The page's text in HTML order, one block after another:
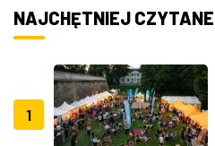
NAJCHĘTNIEJ CZYTANE
1